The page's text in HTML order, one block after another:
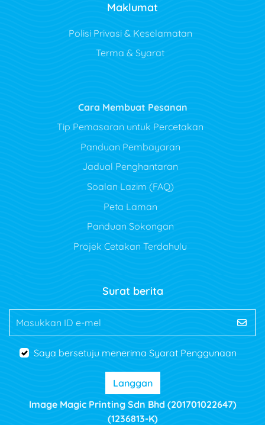
Maklumat
Polisi Privasi & Keselamatan
Terma & Syarat
Cara Membuat Pesanan
Tip Pemasaran untuk Percetakan
Panduan Pembayaran
Jadual Penghantaran
Soalan Lazim (FAQ)
Peta Laman
Panduan Sokongan
Projek Cetakan Terdahulu
Surat berita
Masukkan ID e-mel
Saya bersetuju menerima Syarat Penggunaan
Langgan
Image Magic Printing Sdn Bhd (201701022647)
(1236813-K)